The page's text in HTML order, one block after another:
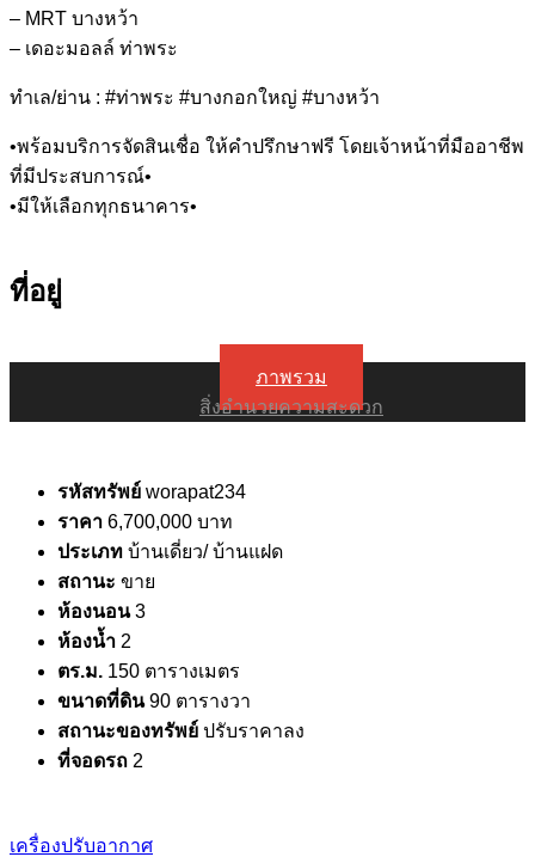
– MRT บางหว้า
– เดอะมอลล์ ท่าพระ
ทำเล/ย่าน : #ท่าพระ #บางกอกใหญ่ #บางหว้า
•พร้อมบริการจัดสินเชื่อ ให้คำปรึกษาฟรี โดยเจ้าหน้าที่มืออาชีพ
ที่มีประสบการณ์•
•มีให้เลือกทุกธนาคาร•
ที่อยู่
ภาพรวม
สิ่งอำนวยความสะดวก
รหัสทรัพย์ worapat234
ราคา 6,700,000 บาท
ประเภท บ้านเดี่ยว/ บ้านแฝด
สถานะ ขาย
ห้องนอน 3
ห้องน้ำ 2
ตร.ม. 150 ตารางเมตร
ขนาดที่ดิน 90 ตารางวา
สถานะของทรัพย์ ปรับราคาลง
ที่จอดรถ 2
เครื่องปรับอากาศ